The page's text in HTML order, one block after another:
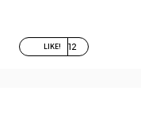
LIKE! 12